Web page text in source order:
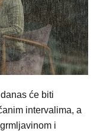
će biti
intervalima, a
i